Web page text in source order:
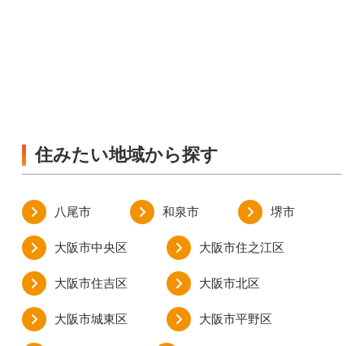
住みたい地域から探す
八尾市 和泉市 堺市
大阪市中央区 大阪市住之江区
大阪市住吉区 大阪市北区
大阪市城東区 大阪市平野区